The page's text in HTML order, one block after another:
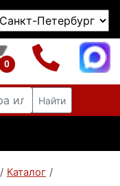
0
Найти
/ Каталог /